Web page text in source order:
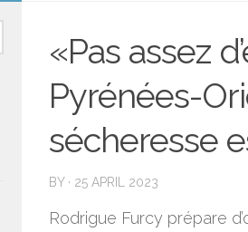
«Pas assez
Pyrénées-
sécheresse
BY · 25 APRIL 2023
Rodrigue Furcy prépare